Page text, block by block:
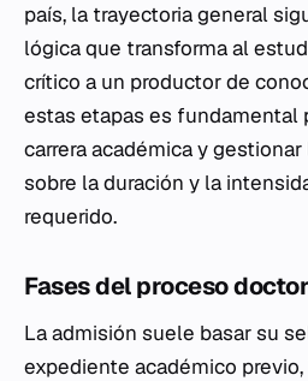
país, la trayectoria general
lógica que transforma al
crítico a un productor de
estas etapas es fundamental
carrera académica y
sobre la duración y la
requerido.
Fases del proceso
La admisión suele basar su
expediente académico